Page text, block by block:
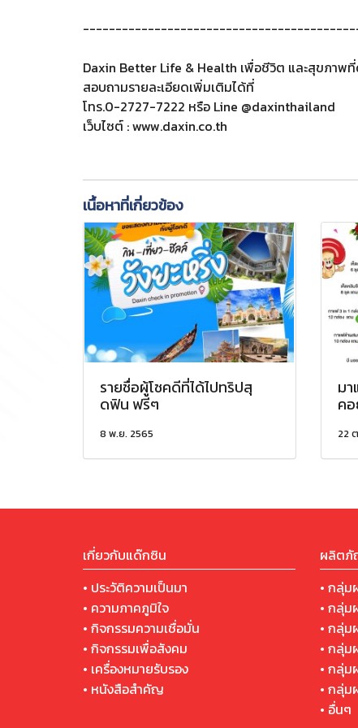
Daxin Better Life & Health เพื่อชีวิต และสุขภาพ
สอบถามรายละเอียดเพิ่มเติมได้ที่
โทร.0-2727-7222 หรือ Line @daxinthailand
เว็บไซต์ : www.daxin.co.th
เนื้อหาที่เกี่ยวข้อง
รายชื่อผู้โชคดีที่ได้ไปทริปสุ
ดฟิน ฟรีๆ
8 พ.ย. 2565
ม
ค
22
เกี่ยวกับแด๊กซิน
• ประวัติความเป็นมา
• ความภาคภูมิใจ
• กิจกรรมความเชื่อมั่น
• กิจกรรมเพื่อสังคม
• เครื่องหมายรับรอง
• หนังสือสำคัญ
ผลิตภั
• กลุ่
• กลุ่
• กลุ่ม
• กลุ่ม
• กลุ่
• กลุ่
• อื่นๆ